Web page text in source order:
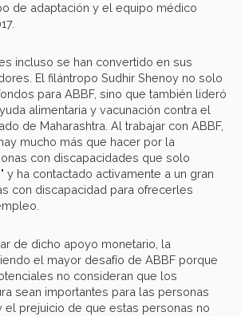
de adaptación y el equipo médico
incluso se han convertido en sus
El filántropo Sudhir Shenoy no solo
para ABBF, sino que también lideró
alimentaria y vacunación contra el
de Maharashtra. Al trabajar con ABBF,
mucho más que hacer por la
con discapacidades que solo
y ha contactado activamente a un gran
con discapacidad para ofrecerles
de dicho apoyo monetario, la
el mayor desafío de ABBF porque
no consideran que los
sean importantes para las personas
el prejuicio de que estas personas no